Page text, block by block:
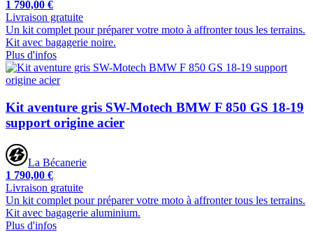
1 790,00 €
Livraison gratuite
Un kit complet pour préparer votre moto à affronter tous les terrains.
Kit avec bagagerie noire.
Plus d'infos
Kit aventure gris SW-Motech BMW F 850 GS 18-19
support origine acier
La Bécanerie
1 790,00 €
Livraison gratuite
Un kit complet pour préparer votre moto à affronter tous les terrains.
Kit avec bagagerie aluminium.
Plus d'infos